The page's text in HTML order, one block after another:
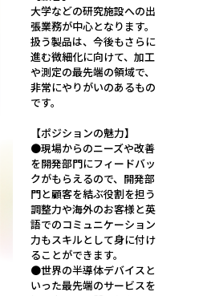
大学などの研究施設への出
張業務が中心となります。
扱う製品は、今後もさらに
進む微細化に向けて、加工
や測定の最先端の領域で、
非常にやりがいのあるもの
です。
【ポジションの魅力】
●現場からのニーズや改善
を開発部門にフィードバッ
クがもらえるので、開発部
門と顧客を結ぶ役割を担う
調整力や海外のお客様と英
語でのコミュニケーション
力もスキルとして身に付け
ることができます。
●世界の半導体デバイスと
いった最先端のサービスを